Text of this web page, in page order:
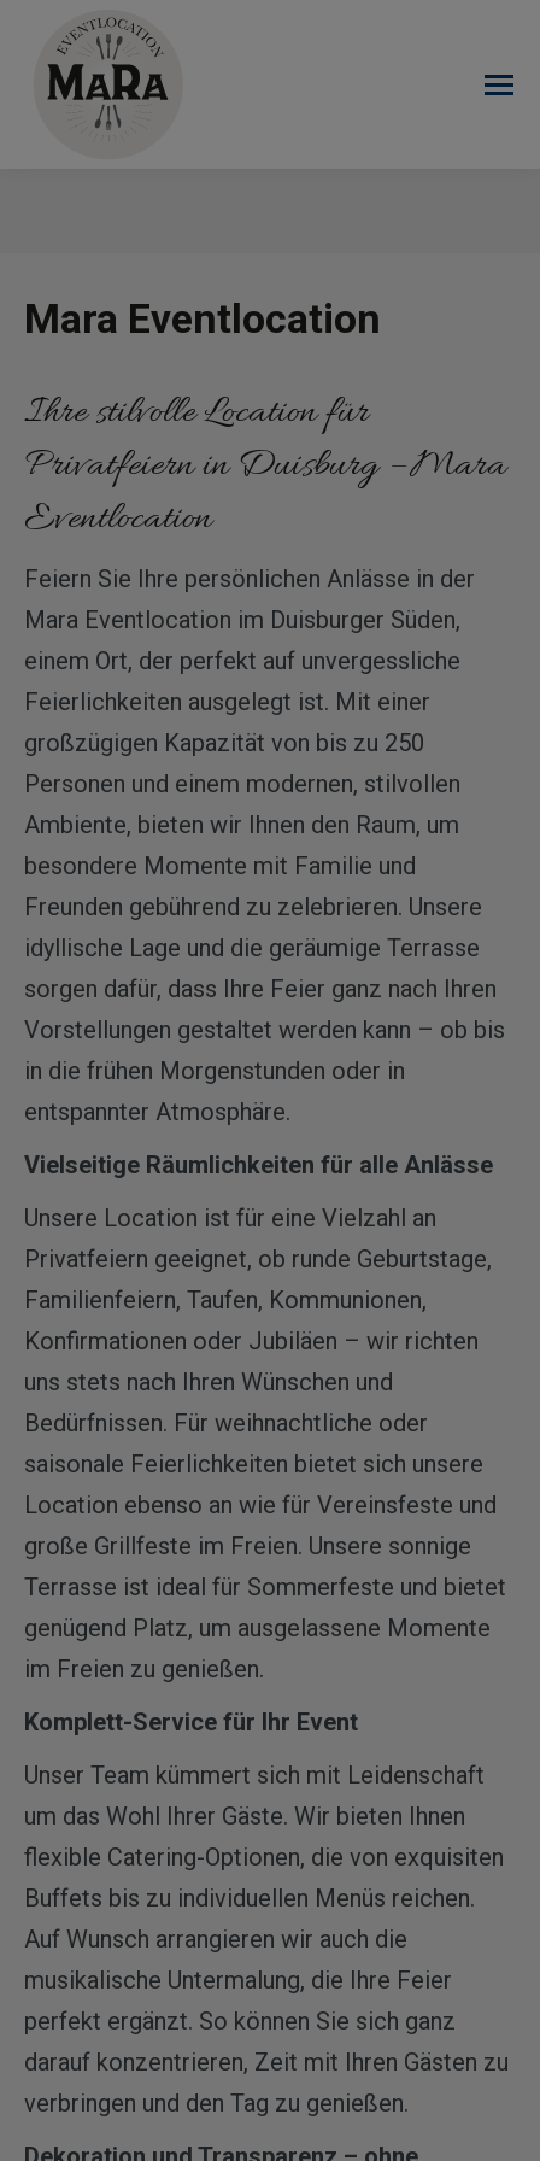
Mara Eventlocation
Ihre stilvolle Location für
Privatfeiern in Duisburg – Mara
Eventlocation
Feiern Sie Ihre persönlichen Anlässe in der
Mara Eventlocation im Duisburger Süden,
einem Ort, der perfekt auf unvergessliche
Feierlichkeiten ausgelegt ist. Mit einer
großzügigen Kapazität von bis zu 250
Personen und einem modernen, stilvollen
Ambiente, bieten wir Ihnen den Raum, um
besondere Momente mit Familie und
Freunden gebührend zu zelebrieren. Unsere
idyllische Lage und die geräumige Terrasse
sorgen dafür, dass Ihre Feier ganz nach Ihren
Vorstellungen gestaltet werden kann – ob bis
in die frühen Morgenstunden oder in
entspannter Atmosphäre.
Vielseitige Räumlichkeiten für alle Anlässe
Unsere Location ist für eine Vielzahl an
Privatfeiern geeignet, ob runde Geburtstage,
Familienfeiern, Taufen, Kommunionen,
Konfirmationen oder Jubiläen – wir richten
uns stets nach Ihren Wünschen und
Bedürfnissen. Für weihnachtliche oder
saisonale Feierlichkeiten bietet sich unsere
Location ebenso an wie für Vereinsfeste und
große Grillfeste im Freien. Unsere sonnige
Terrasse ist ideal für Sommerfeste und bietet
genügend Platz, um ausgelassene Momente
im Freien zu genießen.
Komplett-Service für Ihr Event
Unser Team kümmert sich mit Leidenschaft
um das Wohl Ihrer Gäste. Wir bieten Ihnen
flexible Catering-Optionen, die von exquisiten
Buffets bis zu individuellen Menüs reichen.
Auf Wunsch arrangieren wir auch die
musikalische Untermalung, die Ihre Feier
perfekt ergänzt. So können Sie sich ganz
darauf konzentrieren, Zeit mit Ihren Gästen zu
verbringen und den Tag zu genießen.